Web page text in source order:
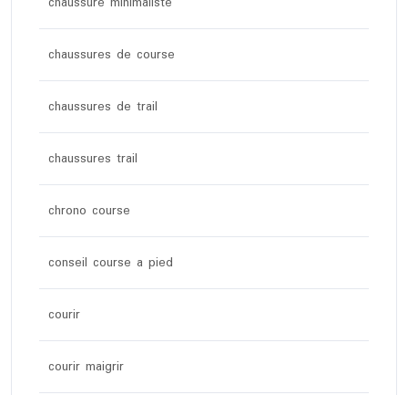
chaussures de course
chaussures de trail
chaussures trail
chrono course
conseil course a pied
courir
courir maigrir